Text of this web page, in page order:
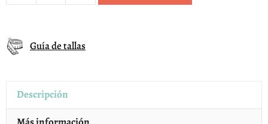
Guía de tallas
Descripción